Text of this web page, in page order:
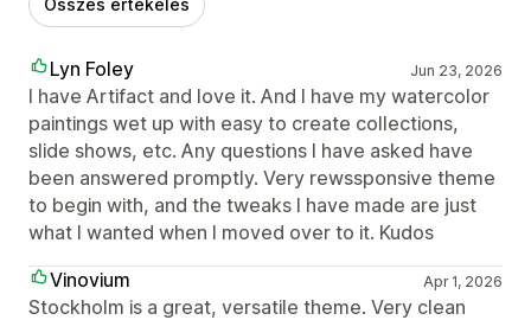
Lyn Foley Jun 23, 2026
I have Artifact and love it. And I have my watercolor
paintings wet up with easy to create collections,
slide shows, etc. Any questions I have asked have
been answered promptly. Very rewssponsive theme
to begin with, and the tweaks I have made are just
what I wanted when I moved over to it. Kudos
Vinovium
Apr 1, 2026
Stockholm is a great, versatile theme. Very clean